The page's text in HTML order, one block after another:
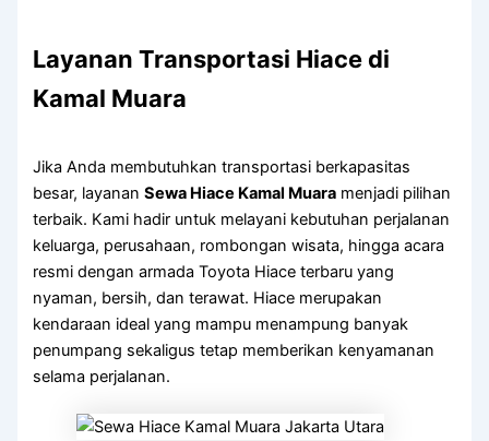
Layanan Transportasi Hiace di
Kamal Muara
Jika Anda membutuhkan transportasi berkapasitas
besar, layananSewa Hiace Kamal Muara menjadi pilihan
terbaik. Kami hadir untuk melayani kebutuhan perjalanan
keluarga, perusahaan, rombongan wisata, hingga acara
resmi dengan armada Toyota Hiace terbaru yang
nyaman, bersih, dan terawat. Hiace merupakan
kendaraan ideal yang mampu menampung banyak
penumpang sekaligus tetap memberikan kenyamanan
selama perjalanan.